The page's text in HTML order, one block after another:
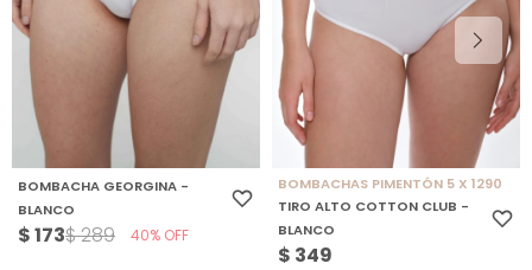
BOMBACHA GEORGINA -
BLANCO
$173$289 40
BOMBACHAS PIMENTÓN 5 X 1290
TIRO ALTO COTTON CLUB -
BLANCO
$ 349